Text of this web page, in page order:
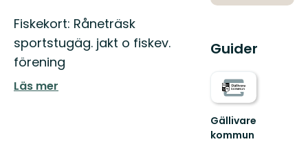
Fiskekort: Råneträsk
sportstugäg. jakt o fiskev.
förening
Läs mer
Guider
Gällivare
kommun